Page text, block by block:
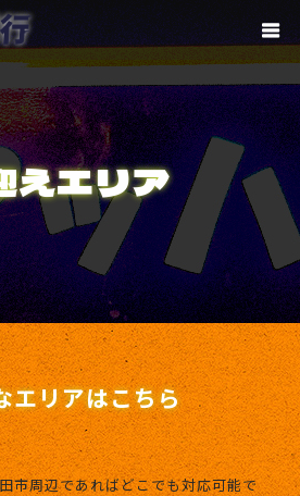
えエリア
エリアはこちら
市周辺であればどこでも対応可能で